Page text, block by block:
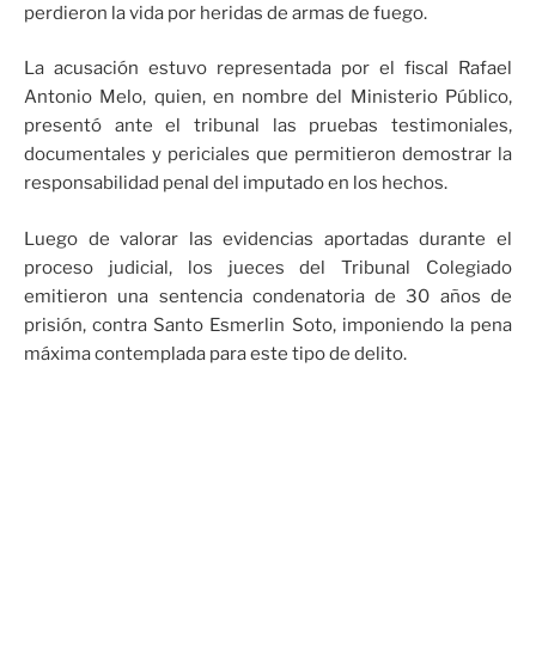
perdieron la vida por heridas de armas de fuego.
La acusación estuvo representada por el fiscal Rafael
Antonio Melo, quien, en nombre del Ministerio Público,
presentó ante el tribunal las pruebas testimoniales,
documentales y periciales que permitieron demostrar la
responsabilidad penal del imputado en los hechos.
Luego de valorar las evidencias aportadas durante el
proceso judicial, los jueces del Tribunal Colegiado
emitieron una sentencia condenatoria de 30 años de
prisión, contra Santo Esmerlin Soto, imponiendo la pena
máxima contemplada para este tipo de delito.